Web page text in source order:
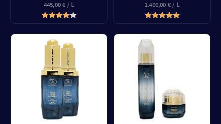
445,00 € / L 1.400,00 € / L